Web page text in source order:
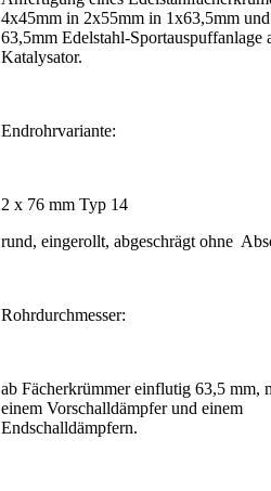
4x45mm in 2x55mm in 1x63,5mm
63,5mm Edelstahl-Sportauspuffanlage
Katalysator.
Endrohrvariante:
2 x 76 mm Typ 14
rund, eingerollt, abgeschrägt ohne
Rohrdurchmesser:
ab Fächerkrümmer einflutig 63,5 mm,
einem Vorschalldämpfer und einem
Endschalldämpfern.